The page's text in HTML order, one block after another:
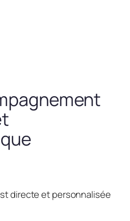
directe et personnalisée